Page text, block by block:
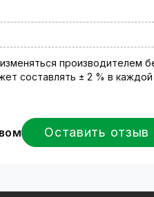
производителем
составлять ± 2 % в каждой
Оставить отзыв